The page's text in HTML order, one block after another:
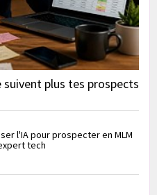
plus tes prospects
l'IA pour prospecter en MLM
tech